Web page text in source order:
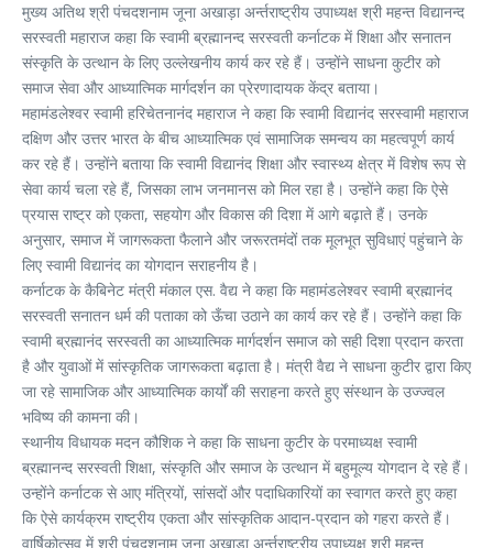
मुख्य अतिथ श्री पंचदशनाम जूना अखाड़ा अर्न्तराष्ट्रीय उपाध्यक्ष श्री महन्त विद्यानन्द
सरस्वती महाराज कहा कि स्वामी ब्रह्मानन्द सरस्वती कर्नाटक में शिक्षा और सनातन
संस्कृति के उत्थान के लिए उल्लेखनीय कार्य कर रहे हैं। उन्होंने साधना कुटीर को
समाज सेवा और आध्यात्मिक मार्गदर्शन का प्रेरणादायक केंद्र बताया।
महामंडलेश्वर स्वामी हरिचेतनानंद महाराज ने कहा कि स्वामी विद्यानंद सरस्वामी महाराज
दक्षिण और उत्तर भारत के बीच आध्यात्मिक एवं सामाजिक समन्वय का महत्वपूर्ण कार्य
कर रहे हैं। उन्होंने बताया कि स्वामी विद्यानंद शिक्षा और स्वास्थ्य क्षेत्र में विशेष रूप से
सेवा कार्य चला रहे हैं, जिसका लाभ जनमानस को मिल रहा है। उन्होंने कहा कि ऐसे
प्रयास राष्ट्र को एकता, सहयोग और विकास की दिशा में आगे बढ़ाते हैं। उनके
अनुसार, समाज में जागरूकता फैलाने और जरूरतमंदों तक मूलभूत सुविधाएं पहुंचाने के
लिए स्वामी विद्यानंद का योगदान सराहनीय है।
कर्नाटक के कैबिनेट मंत्री मंकाल एस. वैद्य ने कहा कि महामंडलेश्वर स्वामी ब्रह्मानंद
सरस्वती सनातन धर्म की पताका को ऊँचा उठाने का कार्य कर रहे हैं। उन्होंने कहा कि
स्वामी ब्रह्मानंद सरस्वती का आध्यात्मिक मार्गदर्शन समाज को सही दिशा प्रदान करता
है और युवाओं में सांस्कृतिक जागरूकता बढ़ाता है। मंत्री वैद्य ने साधना कुटीर द्वारा किए
जा रहे सामाजिक और आध्यात्मिक कार्यों की सराहना करते हुए संस्थान के उज्ज्वल
भविष्य की कामना की।
स्थानीय विधायक मदन कौशिक ने कहा कि साधना कुटीर के परमाध्यक्ष स्वामी
ब्रह्मानन्द सरस्वती शिक्षा, संस्कृति और समाज के उत्थान में बहुमूल्य योगदान दे रहे हैं।
उन्होंने कर्नाटक से आए मंत्रियों, सांसदों और पदाधिकारियों का स्वागत करते हुए कहा
कि ऐसे कार्यक्रम राष्ट्रीय एकता और सांस्कृतिक आदान-प्रदान को गहरा करते हैं।
वार्षिकोत्सव में श्री पंचदशनाम जूना अखाड़ा अर्न्तराष्ट्रीय उपाध्यक्ष श्री महन्त